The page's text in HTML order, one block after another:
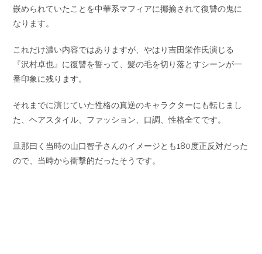
嵌められていたことを中華系マフィアに揶揄されて復讐の鬼に
なります。
これだけ濃い内容ではありますが、やはり吉田栄作氏演じる
『沢村卓也』に復讐を誓って、髪の毛を切り落とすシーンが一
番印象に残ります。
それまでに演じていた性格の真逆のキャラクターにも転じまし
た、ヘアスタイル、ファッション、口調、性格全てです。
旦那曰く当時の山口智子さんのイメージとも180度正反対だった
ので、当時から衝撃的だったそうです。